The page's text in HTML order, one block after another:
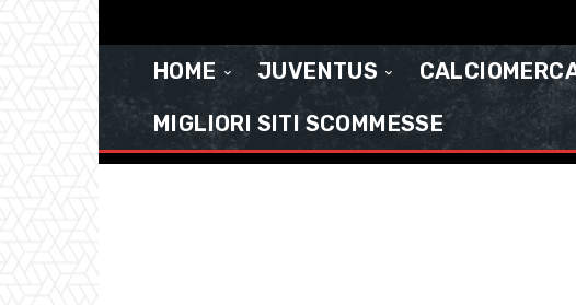
HOME JUVENTUS
MIGLIORI SITI SCOMMESSE